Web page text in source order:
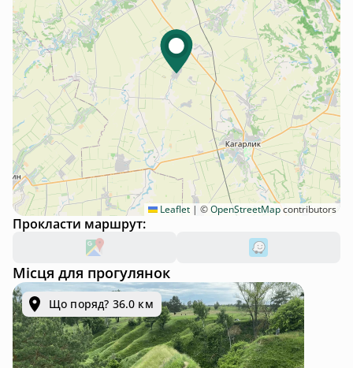
Leaflet | ©OpenStreetMapcontributors
Прокласти маршрут:
Місця для прогулянок
Що поряд? 36.0 км